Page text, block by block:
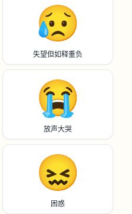
😥
失望但如释重负
😭
放声大哭
😖
困惑